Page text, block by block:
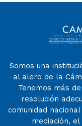
Somos una
al alero de la
Tenemos más
resolución
comunidad
mediación,